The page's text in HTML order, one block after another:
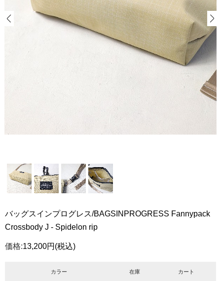
バッグスインプログレス/BAGSINPROGRESS Fannypack
Crossbody J - Spidelon rip
価格:13,200円 (税込)
カラー 在庫 カート